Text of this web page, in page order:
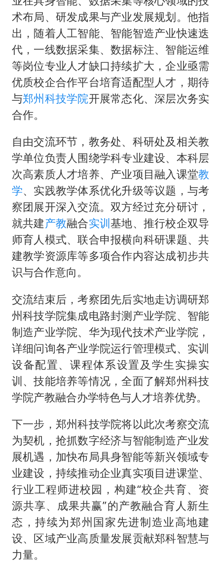
术布局、研发成果与产业发展规划。他指
出，随着人工智能、智能智造产业快速迭
代，一线数据采集、数据标注、智能运维
等岗位专业人才缺口持续扩大，企业亟需
优质校企合作平台培育适配型人才，期待
与郑州科技学院开展常态化、深层次务实
合作。
自由交流环节，教务处、科研处及相关教
学单位负责人围绕学科专业建设、本科层
次高素质人才培养、产业项目融入课堂教
学、实践教学体系优化升级等议题，与考
察团展开深入交流。双方经过充分研讨，
就共建产教融合实训基地、推行校企双导
师育人模式、联合申报横向科研课题、共
建教学资源库等多项合作内容达成初步共
识与合作意向。
交流结束后，考察团先后实地走访调研郑
州科技学院集成电路封测产业学院、智能
制造产业学院、华为现代技术产业学院，
详细问询各产业学院运行管理模式、实训
设备配置、课程体系设置及学生实操实
训、技能培养等情况，全面了解郑州科技
学院产教融合办学特色与人才培养优势。
下一步，郑州科技学院将以此次考察交流
为契机，抢抓数字经济与智能制造产业发
展机遇，加快布局具身智能等新兴领域专
业建设，持续推动企业真实项目进课堂、
行业工程师进校园，构建“校企共育、资
源共享、成果共赢”的产教融合育人新生
态，持续为郑州国家先进制造业高地建
设、区域产业高质量发展贡献郑科智慧与
力量。